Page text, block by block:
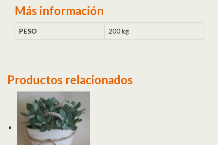
Más información
PESO 200 kg
Productos relacionados